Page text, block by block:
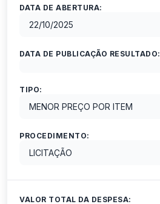
DATA DE ABERTURA:
22/10/2025
DATA DE PUBLICAÇÃO RESULTADO:
TIPO:
MENOR PREÇO POR ITEM
PROCEDIMENTO:
LICITAÇÃO
VALOR TOTAL DA DESPESA: